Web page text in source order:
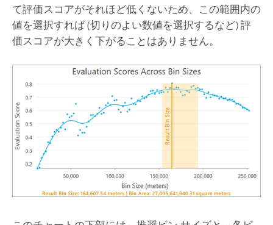
て評価スコアがそれほど低くないため、この範囲内の
値を選択すれば (切りのよい数値を選択するなど) 評
価スコアが大きく下がることはありません。